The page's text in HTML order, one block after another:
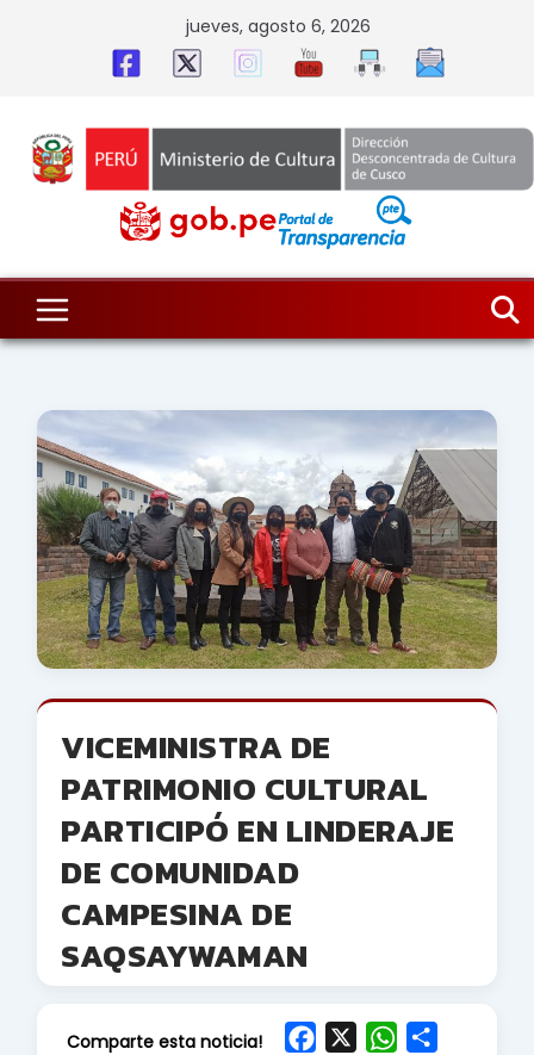
jueves, agosto 6, 2026
VICEMINISTRA DE
PATRIMONIO CULTURAL
PARTICIPÓ EN LINDERAJE
DE COMUNIDAD
CAMPESINA DE
SAQSAYWAMAN
Comparte esta noticia!
W